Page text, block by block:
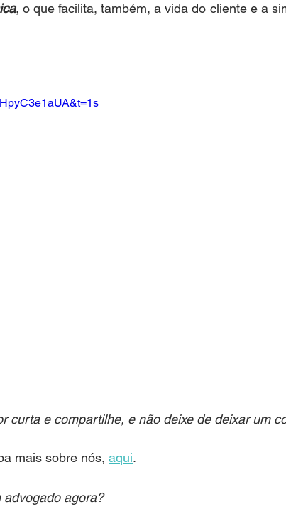
, o que facilita, também, a vida do cliente e a
curta e compartilhe, e não deixe de deixar um
mais sobre nós, aqui.
agora?